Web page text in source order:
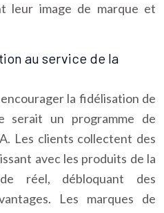
leur image de marque et
au service de la
la fidélisation de
serait un programme de
Les clients collectent des
avec les produits de la
réel, débloquant des
Les marques de